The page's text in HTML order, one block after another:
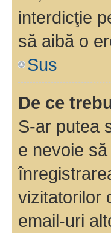
interdicţie
să aibă o
Sus
De ce
S-ar putea
e nevoie
vizitatorilor
email-uri